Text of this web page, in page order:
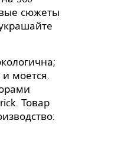
сюжеты
моется.
Товар